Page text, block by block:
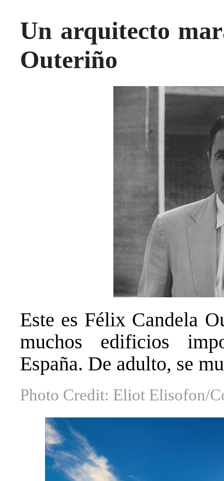
Un arquitecto
Outeriño
Este es Félix Candela
muchos edificios
España. De adulto, se
Photo Credit: Eliot Elisofon/